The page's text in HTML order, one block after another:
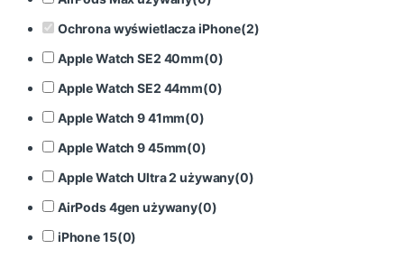
Ochrona wyświetlacza iPhone(2)
Apple Watch SE2 40mm(0)
Apple Watch SE2 44mm(0)
Apple Watch 9 41mm(0)
Apple Watch 9 45mm(0)
Apple Watch Ultra 2 używany(0)
AirPods 4gen używany(0)
iPhone 15(0)